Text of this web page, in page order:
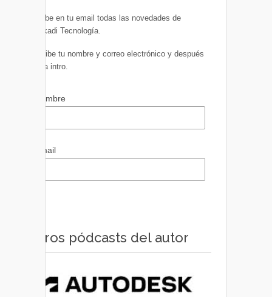
Recibe en tu email todas las novedades de
Euskadi Tecnología.
Escribe tu nombre y correo electrónico y después
pulsa intro.
Nombre
Email
Otros pódcasts del autor